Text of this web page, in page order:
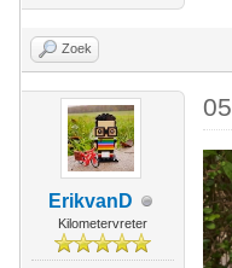
Zoek
ErikvanD
Kilometervreter